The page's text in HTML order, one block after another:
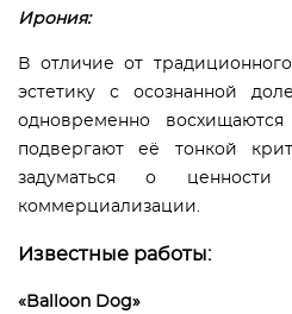
Ирония:
В отличие от
эстетику с осознанной
одновременно
подвергают её тонкой
задуматься о
коммерциализации.
Известные работы:
«Balloon Dog»